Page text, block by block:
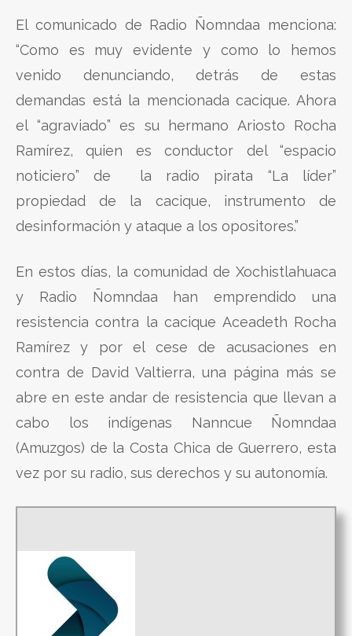
El comunicado de Radio Ñomndaa menciona:
“Como es muy evidente y como lo hemos
venido denunciando, detrás de estas
demandas está la mencionada cacique. Ahora
el “agraviado” es su hermano Ariosto Rocha
Ramírez, quien es conductor del “espacio
noticiero” de la radio pirata “La líder”
propiedad de la cacique, instrumento de
desinformación y ataque a los opositores.”
En estos días, la comunidad de Xochistlahuaca
y Radio Ñomndaa han emprendido una
resistencia contra la cacique Aceadeth Rocha
Ramírez y por el cese de acusaciones en
contra de David Valtierra, una página más se
abre en este andar de resistencia que llevan a
cabo los indígenas Nanncue Ñomndaa
(Amuzgos) de la Costa Chica de Guerrero, esta
vez por su radio, sus derechos y su autonomía.